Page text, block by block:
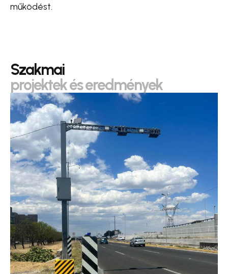
működést.
Szakmai
projektek és eredmények